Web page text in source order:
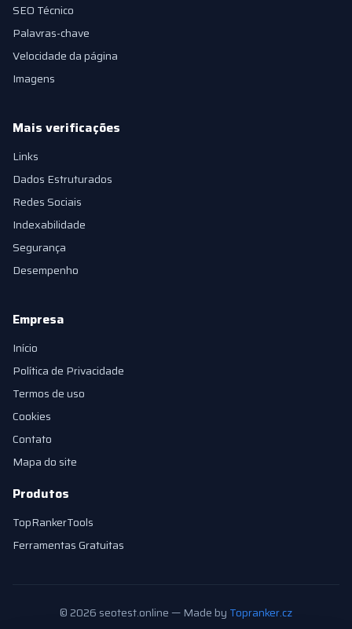
SEO Técnico
Palavras-chave
Velocidade da página
Imagens
Mais verificações
Links
Dados Estruturados
Redes Sociais
Indexabilidade
Segurança
Desempenho
Empresa
Início
Política de Privacidade
Termos de uso
Cookies
Contato
Mapa do site
Produtos
TopRankerTools
Ferramentas Gratuitas
© 2026 seotest.online — Made by Topranker.cz